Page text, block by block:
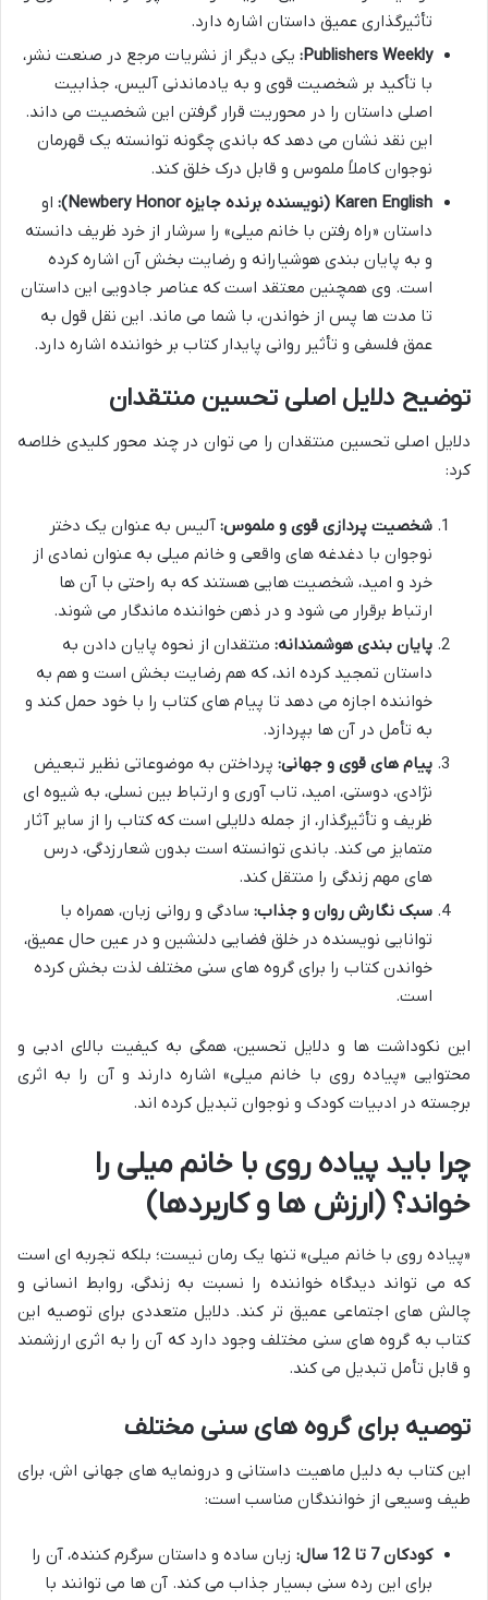
تأثیرگذاری عمیق داستان اشاره دارد.
Publishers Weekly: یکی دیگر از نشریات مرجع در صنعت نشر،
با تأکید بر شخصیت قوی و به یادماندنی آلیس، جذابیت
اصلی داستان را در محوریت قرار گرفتن این شخصیت می داند.
این نقد نشان می دهد که باندی چگونه توانسته یک قهرمان
نوجوان کاملاً ملموس و قابل درک خلق کند.
Karen English (نویسنده برنده جایزه Newbery Honor):
او
داستان «راه رفتن با خانم میلی» را سرشار از خرد ظریف دانسته
و به پایان بندی هوشیارانه و رضایت بخش آن اشاره کرده
است. وی همچنین معتقد است که عناصر جادویی این داستان
تا مدت ها پس از خواندن، با شما می ماند. این نقل قول به
عمق فلسفی و تأثیر روانی پایدار کتاب بر خواننده اشاره دارد.
توضیح دلایل اصلی تحسین منتقدان
دلایل اصلی تحسین منتقدان را می توان در چند محور کلیدی خلاصه
کرد:
شخصیت پردازی قوی و ملموس: آلیس به عنوان یک دختر
نوجوان با دغدغه های واقعی و خانم میلی به عنوان نمادی از
خرد و امید، شخصیت هایی هستند که به راحتی با آن ها
ارتباط برقرار می شود و در ذهن خواننده ماندگار می شوند.
پایان بندی هوشمندانه: منتقدان از نحوه پایان دادن به
داستان تمجید کرده اند، که هم رضایت بخش است و هم به
خواننده اجازه می دهد تا پیام های کتاب را با خود حمل کند و
به تأمل در آن ها بپردازد.
پیام های قوی و جهانی: پرداختن به موضوعاتی نظیر تبعیض
نژادی، دوستی، امید، تاب آوری و ارتباط بین نسلی، به شیوه ای
ظریف و تأثیرگذار، از جمله دلایلی است که کتاب را از سایر آثار
متمایز می کند. باندی توانسته است بدون شعارزدگی، درس
های مهم زندگی را منتقل کند.
سبک نگارش روان و جذاب: سادگی و روانی زبان، همراه با
توانایی نویسنده در خلق فضایی دلنشین و در عین حال عمیق،
خواندن کتاب را برای گروه های سنی مختلف لذت بخش کرده
است.
این نکوداشت ها و دلایل تحسین، همگی به کیفیت بالای ادبی و
محتوایی «پیاده روی با خانم میلی» اشاره دارند و آن را به اثری
برجسته در ادبیات کودک و نوجوان تبدیل کرده اند.
چرا باید پیاده روی با خانم میلی را
خواند؟ (ارزش ها و کاربردها)
«پیاده روی با خانم میلی» تنها یک رمان نیست؛ بلکه تجربه ای است
که می تواند دیدگاه خواننده را نسبت به زندگی، روابط انسانی و
چالش های اجتماعی عمیق تر کند. دلایل متعددی برای توصیه این
کتاب به گروه های سنی مختلف وجود دارد که آن را به اثری ارزشمند
و قابل تأمل تبدیل می کند.
توصیه برای گروه های سنی مختلف
این کتاب به دلیل ماهیت داستانی و درونمایه های جهانی اش، برای
طیف وسیعی از خوانندگان مناسب است:
کودکان 7 تا 12 سال:
زبان ساده و داستان سرگرم کننده، آن را
برای این رده سنی بسیار جذاب می کند. آن ها می توانند با